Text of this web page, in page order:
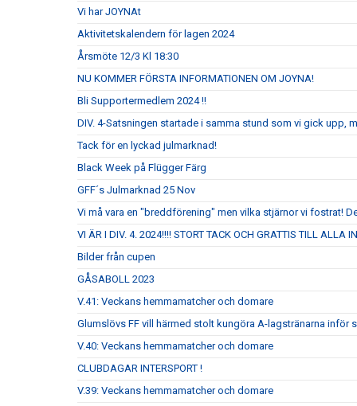
Vi har JOYNAt
Aktivitetskalendern för lagen 2024
Årsmöte 12/3 Kl 18:30
NU KOMMER FÖRSTA INFORMATIONEN OM JOYNA!
Bli Supportermedlem 2024 !!
DIV. 4-Satsningen startade i samma stund som vi gick upp,
Tack för en lyckad julmarknad!
Black Week på Flügger Färg
GFF´s Julmarknad 25 Nov
Vi må vara en "breddförening" men vilka stjärnor vi fostrat!
VI ÄR I DIV. 4. 2024!!!! STORT TACK OCH GRATTIS TILL ALLA
Bilder från cupen
GÅSABOLL 2023
V.41: Veckans hemmamatcher och domare
Glumslövs FF vill härmed stolt kungöra A-lagstränarna inför
V.40: Veckans hemmamatcher och domare
CLUBDAGAR INTERSPORT !
V.39: Veckans hemmamatcher och domare